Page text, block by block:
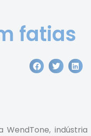
fatias
indústria